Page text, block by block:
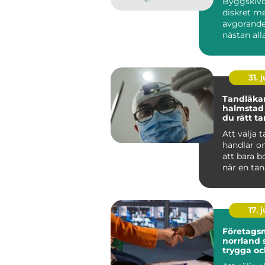
diskret
nästan
sällan när
31.
halmstad så väljer
du rätt
Att välja
handlar
att bara
när en
tandvå...
17.
norrland så skapas
trygga